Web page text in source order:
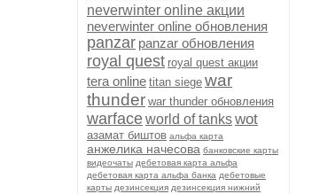
neverwinter online акции
neverwinter online обновления
panzar panzar обновления
royal quest royal quest акции
tera online titan siege war
thunder war thunder обновления
warfaceworld of tankswot
азамат биштов альфа карта
анжелика начесова банковские карты
видеочаты дебетовая карта альфа
дебетовая карта альфа банка дебетовые
карты дезинсекция дезинсекция нижний